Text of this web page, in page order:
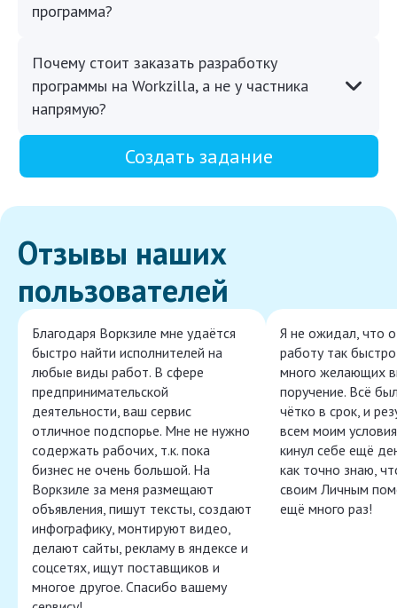
программа?
Почему стоит заказать разработку
программы на Workzilla, а не у частника
напрямую?
Создать задание
Отзывы наших
пользователей
Благодаря Воркзиле мне удаётся
быстро найти исполнителей на
любые виды работ. В сфере
предпринимательской
деятельности, ваш сервис
отличное подспорье. Мне не нужно
содержать рабочих, т.к. пока
бизнес не очень большой. На
Воркзиле за меня размещают
объявления, пишут тексты, создают
инфографику, монтируют видео,
делают сайты, рекламу в яндексе и
соцсетях, ищут поставщиков и
многое другое. Спасибо вашему
Я не ожидал, что
работу так
много желающих
поручение. Всё
чётко в срок, и
всем моим
кинул себе ещё
как точно знаю,
своим Личным
ещё много раз!